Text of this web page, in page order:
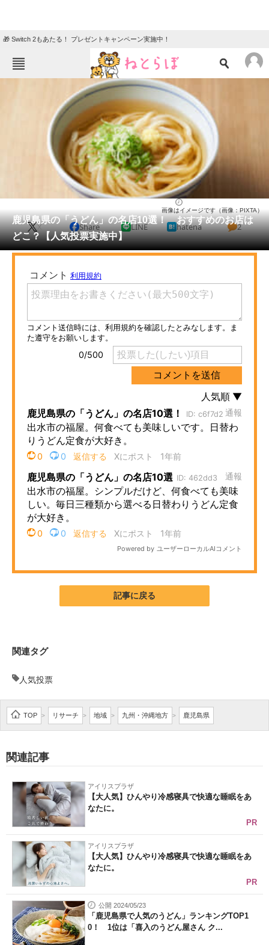
🎁 Switch 2もあたる！ プレゼントキャンペーン実施中！
ニュース
クイズ
地域
教育・育児
リサーチ
会員記事
メディア
ITの今と未来を見通す
スマホと通信の最新トレンド
進化するPCとデバイスの未来
AI活用のいまが分かる
企業ITのトレンドを詳説
経営リーダーのコミュニティ
マーケ×ITの今がよく分かる
ITエンジニア向け専門サイト
企業向けIT製品の総合サイト
製造業のIT導入・活用を支援
エレクトロニクス専門サイト
電子設計の基本と応用
エネルギーの専門メディア
ちょっと気になるネットの話題
鹿児島県の「うどん」の名店10選！ おすすめのお店は
どこ？【人気投票実施中】
画像はイメージです（画像：PIXTA）
X Share LINE hatena 2
記事に戻る
関連タグ
人気投票
TOP > リサーチ > 地域 > 九州・沖縄地方 > 鹿児島県
関連記事
アイリスプラザ
【大人気】ひんやり冷感寝具で快適な睡眠をあ
なたに。
PR
アイリスプラザ
【大人気】ひんやり冷感寝具で快適な睡眠をあ
なたに。
PR
公開 2024/05/23
「鹿児島県で人気のうどん」ランキングTOP1
0！ 1位は「喜入のうどん屋さん ク...